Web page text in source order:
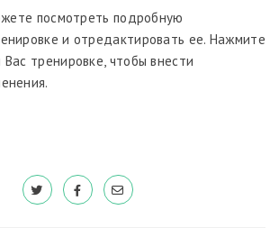
посмотреть подробную
и отредактировать ее. Нажмите
тренировке, чтобы внести